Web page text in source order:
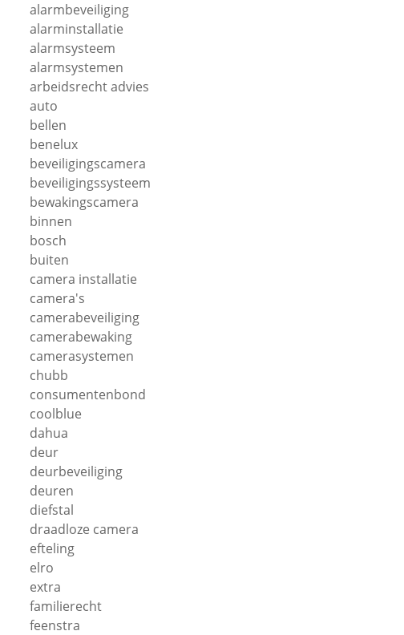
alarmbeveiliging
alarminstallatie
alarmsysteem
alarmsystemen
arbeidsrecht advies
auto
bellen
benelux
beveiligingscamera
beveiligingssysteem
bewakingscamera
binnen
bosch
buiten
camera installatie
camera's
camerabeveiliging
camerabewaking
camerasystemen
chubb
consumentenbond
coolblue
dahua
deur
deurbeveiliging
deuren
diefstal
draadloze camera
efteling
elro
extra
familierecht
feenstra